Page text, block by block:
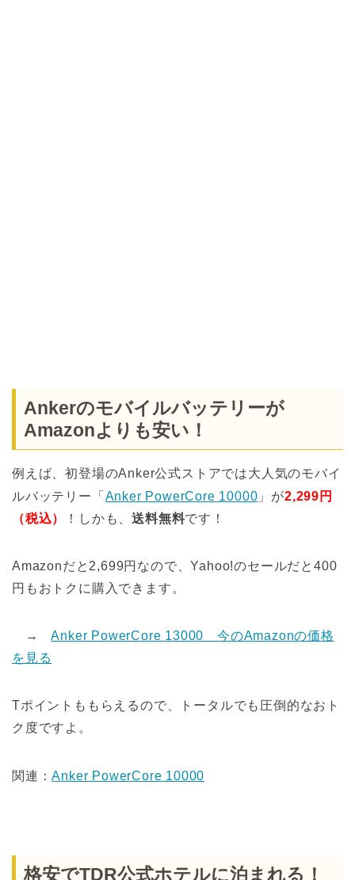
Ankerのモバイルバッテリーが
Amazonよりも安い！
例えば、初登場のAnker公式ストアでは大人気のモバイ
ルバッテリー「 Anker PowerCore 10000 」が2,299円
（税込）
！しかも、送料無料です！
Amazonだと2,699円なので、Yahoo!のセールだと400
円もおトクに購入できます。
→Anker PowerCore 13000 今のAmazonの価格
を見る
Tポイントももらえるので、トータルでも圧倒的なおト
ク度ですよ。
関連：Anker PowerCore 10000
格安でTDR公式ホテルに泊まれる！